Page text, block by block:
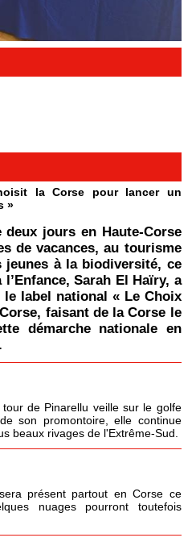
la Corse pour lancer un
»
jours en Haute-Corse
de vacances, au tourisme
à la biodiversité, ce
Sarah El Haïry, a
label national « Le Choix
faisant de la Corse le
démarche nationale en
de Pinarellu veille sur le golfe
son promontoire, elle continue
beaux rivages de l'Extrême-Sud.
présent partout en Corse ce
nuages pourront toutefois